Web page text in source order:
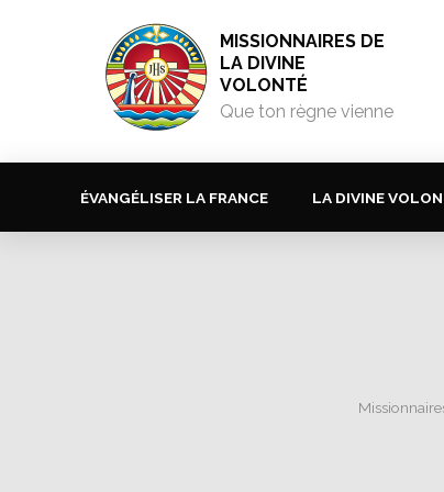
MISSIONNAIRES DE
LA DIVINE
VOLONTÉ
Que ton règne vienne
ÉVANGÉLISER LA FRANCE LA DIVINE